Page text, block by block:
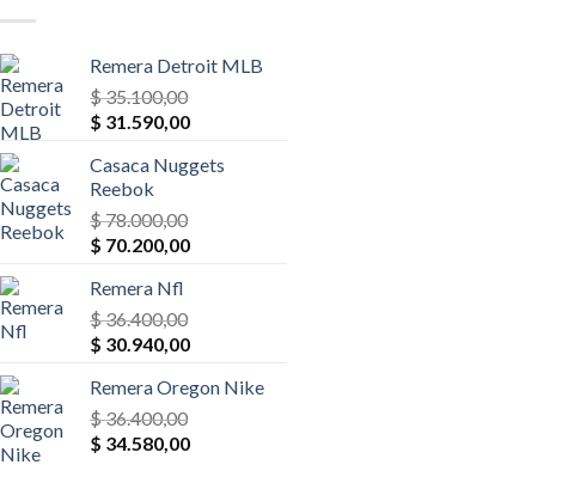
Remera Detroit MLB
$35.100,00
El
original
era:
$ 35.100,00.
$ 31.590,00El
actual
Casaca Nuggets
Reebok
$78.000,00
El
original
era:
$ 78.000,00.
$ 70.200,00El
$ 70.200,00.
Remera Nfl
$36.400,00
El
original
era:
$ 36.400,00.
$ 30.940,00El
actual
$ 30.940,00.
Remera Oregon Nike
$36.400,00
El
$ 34.580,00El